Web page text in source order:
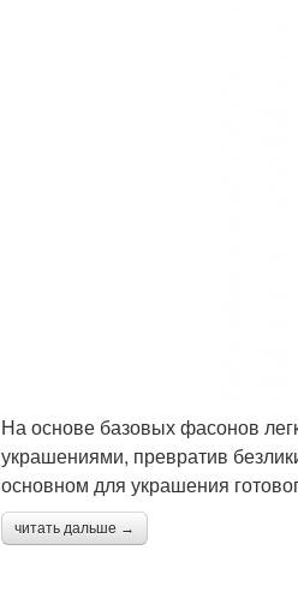
На основе базовых фасонов
украшениями, превратив
основном для украшения
читать дальше →